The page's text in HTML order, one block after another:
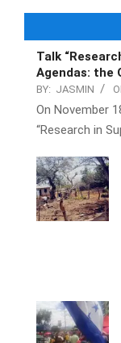
Talk
Agendas: the
BY: JASMIN
On November
“Research in